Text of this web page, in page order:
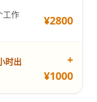
工作
¥2800
时出
+
¥1000